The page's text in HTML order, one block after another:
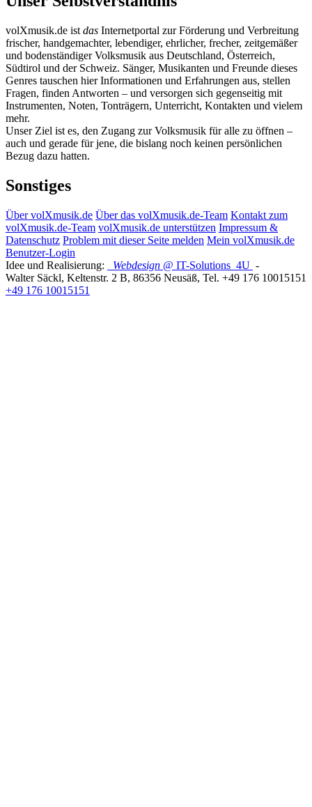
volXmusik.de ist das Internetportal zur Förderung und Verbreitung
frischer, handgemachter, lebendiger, ehrlicher, frecher, zeitgemäßer
und bodenständiger Volksmusik aus Deutschland, Österreich,
Südtirol und der Schweiz. Sänger, Musikanten und Freunde dieses
Genres tauschen hier Informationen und Erfahrungen aus, stellen
Fragen, finden Antworten – und versorgen sich gegenseitig mit
Instrumenten, Noten, Tonträgern, Unterricht, Kontakten und vielem
mehr.
Unser Ziel ist es, den Zugang zur Volksmusik für alle zu öffnen –
auch und gerade für jene, die bislang noch keinen persönlichen
Bezug dazu hatten.
Sonstiges
Über volXmusik.de Über das volXmusik.de-Team Kontakt zum
volXmusik.de-Team volXmusik.de unterstützen Impressum &
Datenschutz Problem mit dieser Seite melden Mein volXmusik.de
Benutzer-Login
Idee und Realisierung:
Webdesign @ IT-Solutions 4U -
Walter Säckl, Keltenstr. 2 B, 86356 Neusäß, Tel. +49 176 10015151
+49 176 10015151